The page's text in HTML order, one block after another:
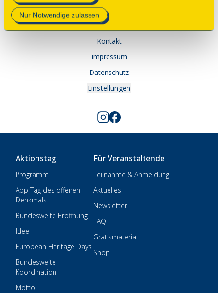
Datenschutzerklärung.
Nur Notwendige zulassen
Spenden
Kontakt
Impressum
Datenschutz
Einstellungen
Aktionstag
Programm
App Tag des offenen
Denkmals
Bundesweite Eröffnung
Idee
European Heritage Days
Bundesweite
Koordination
Motto
Für Veranstaltende
Teilnahme & Anmeldung
Aktuelles
Newsletter
FAQ
Gratismaterial
Shop